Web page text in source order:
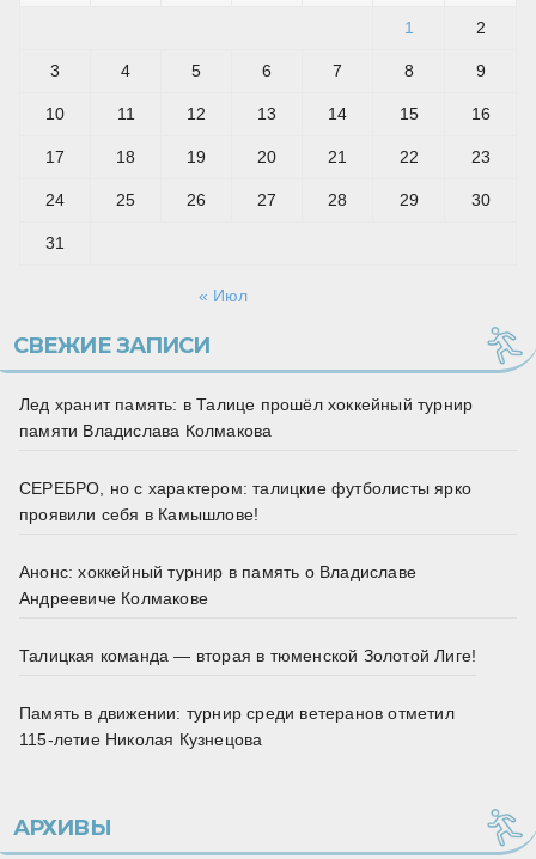
1 2
3 4 5 6 7 8 9
10 11 12 13 14 15 16
17 18 19 20 21 22 23
24 25 26 27 28 29 30
31
« Июл
СВЕЖИЕ ЗАПИСИ
Лед хранит память: в Талице прошёл хоккейный турнир
памяти Владислава Колмакова
СЕРЕБРО, но с характером: талицкие футболисты ярко
проявили себя в Камышлове!
Анонс: хоккейный турнир в память о Владиславе
Андреевиче Колмакове
Талицкая команда — вторая в тюменской Золотой Лиге!
Память в движении: турнир среди ветеранов отметил
115‑летие Николая Кузнецова
АРХИВЫ